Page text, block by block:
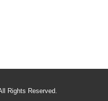
Rights Reserved.